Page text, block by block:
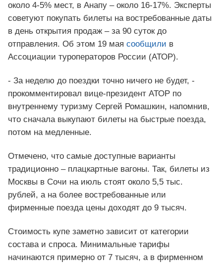
около 4-5% мест, в Анапу – около 16-17%. Эксперты
советуют покупать билеты на востребованные даты
в день открытия продаж – за 90 суток до
отправления. Об этом 19 мая сообщили в
Ассоциации туроператоров России (АТОР).
- За неделю до поездки точно ничего не будет, -
прокомментировал вице-президент АТОР по
внутреннему туризму Сергей Ромашкин, напомнив,
что сначала выкупают билеты на быстрые поезда,
потом на медленные.
Отмечено, что самые доступные варианты
традиционно – плацкартные вагоны. Так, билеты из
Москвы в Сочи на июль стоят около 5,5 тыс.
рублей, а на более востребованные или
фирменные поезда цены доходят до 9 тысяч.
Стоимость купе заметно зависит от категории
состава и спроса. Минимальные тарифы
начинаются примерно от 7 тысяч, а в фирменном